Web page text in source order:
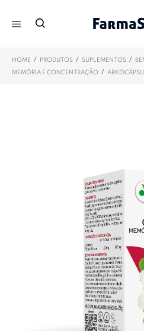
HOME / PRODUTOS / SUPLEMENTOS /
MEMÓRIA E CONCENTRAÇÃO /